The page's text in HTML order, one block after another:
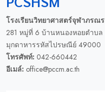
โรงเรียนวิทยาศาสตร์จุฬาภรณ
281 หมู่ที่ 6 บ้านหนองหอยตำบล
มุกดาหารรหัสไปรษณีย์ 49000
โทรศัพท์: 042-660442
อีเมล์: office@pccm.ac.th